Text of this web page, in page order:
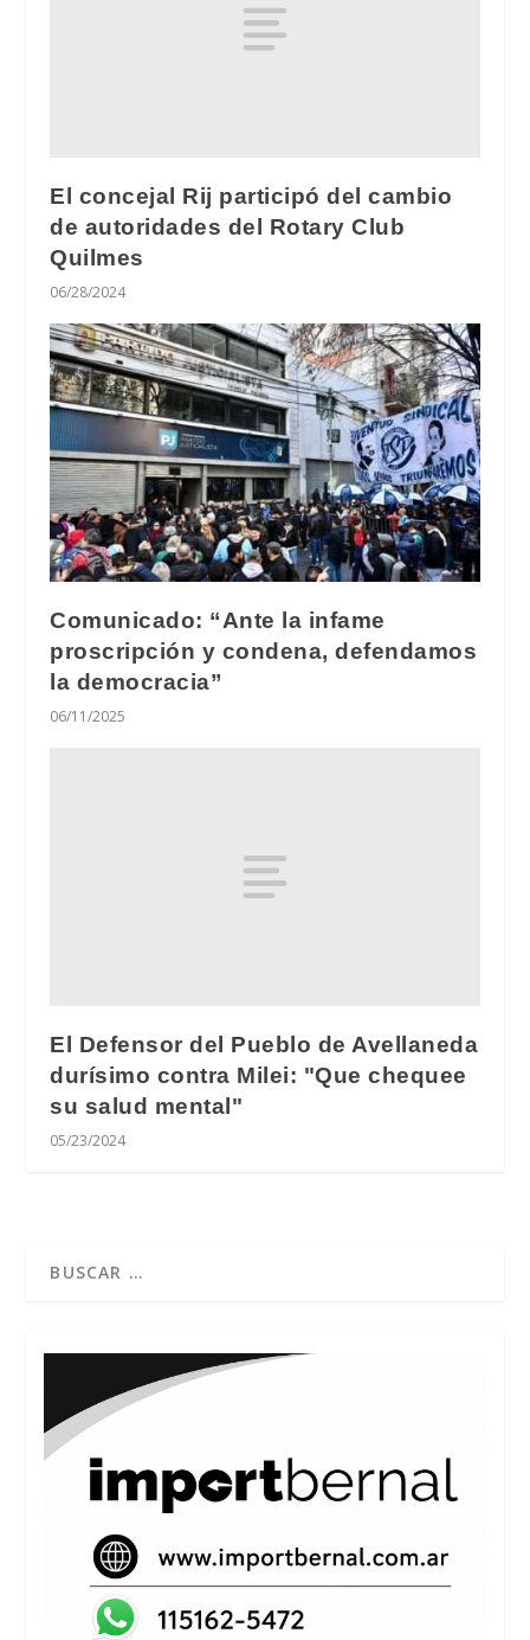
El concejal Rij participó del cambio
de autoridades del Rotary Club
Quilmes
06/28/2024
Comunicado: “Ante la infame
proscripción y condena, defendamos
la democracia”
06/11/2025
El Defensor del Pueblo de Avellaneda
durísimo contra Milei: "Que chequee
su salud mental"
05/23/2024